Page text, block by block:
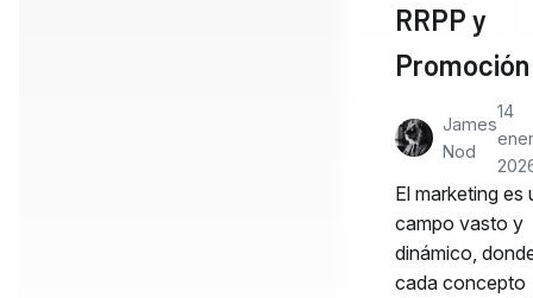
RRPP y
Promoción
James
Nod
14
El marketing es
campo vasto y
dinámico,
cada concepto